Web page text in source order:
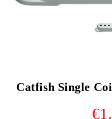
Catfish Single